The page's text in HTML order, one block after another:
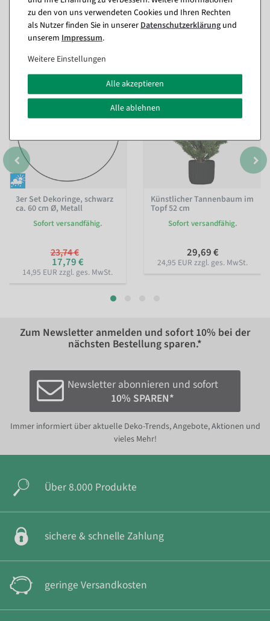
Passende Artikel zu diesem Produkt
%
3er Set Dekoringe, schwarz
ca. 60 cm Ø, Metall
Sofort versandfähig.
23,74 €
17,79 €
14,95 EUR zzgl. ges. MwSt.
Künstlicher Tannenbaum im
Topf 52 cm
Sofort versandfähig.
29,69 €
24,95 EUR zzgl. ges. MwSt.
Zum Newsletter anmelden und sofort 10% bei der
nächsten Bestellung sparen.*
Newsletter abonnieren und sofort
10% SPAREN*
Immer informiert über aktuelle Deko-Trends, Angebote, Aktionen und
vieles Mehr!
Über 8.000 Produkte
sichere & schnelle Zahlung
geringe Versandkosten
zu den von uns verwendeten Cookies und Ihren Rechten
als Nutzer finden Sie in unsererDaten­schutz­erklärung und
unserem Impressum.
Weitere Einstellungen
Alle akzeptieren
Alle ablehnen